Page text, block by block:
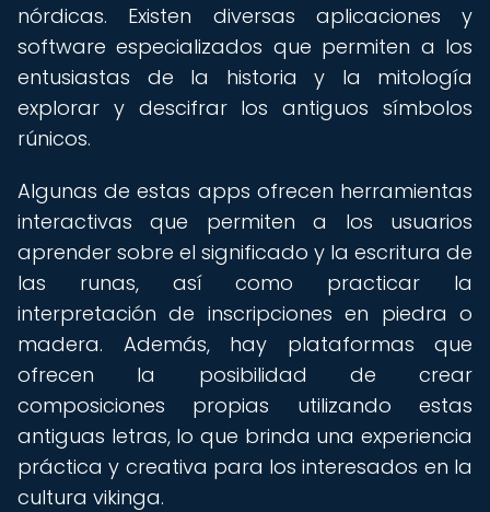
nórdicas. Existen diversas aplicaciones y
software especializados que permiten a los
entusiastas de la historia y la mitología
explorar y descifrar los antiguos símbolos
rúnicos.
Algunas de estas apps ofrecen herramientas
interactivas que permiten a los usuarios
aprender sobre el significado y la escritura de
las runas, así como practicar la
interpretación de inscripciones en piedra o
madera. Además, hay plataformas que
ofrecen la posibilidad de crear
composiciones propias utilizando estas
antiguas letras, lo que brinda una experiencia
práctica y creativa para los interesados en la
cultura vikinga.